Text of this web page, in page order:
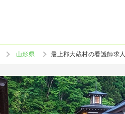
山形県 最上郡大蔵村の看護師求人